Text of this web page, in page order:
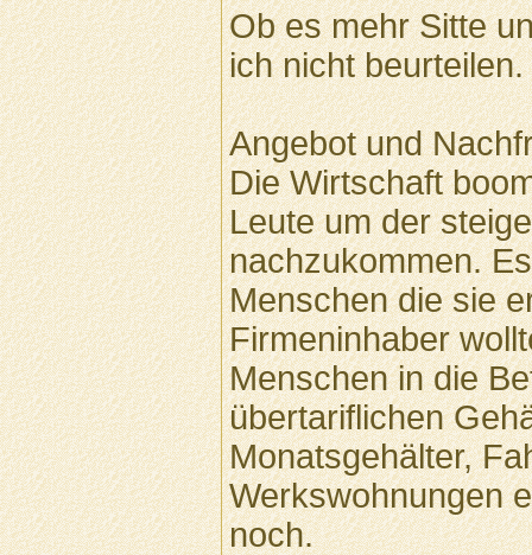
Ob es mehr Sitte
ich nicht beurteilen.
Angebot und
Die Wirtschaft
Leute um der
nachzukommen.
Menschen die sie
Firmeninhaber
Menschen in die
übertariflichen
Monatsgehälter,
Werkswohnungen
noch.